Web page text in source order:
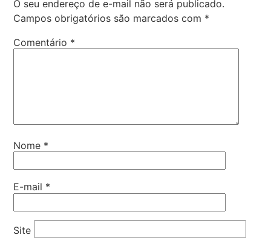
O seu endereço de e-mail não será publicado.
Campos obrigatórios são marcados com *
Comentário *
Nome *
E-mail *
Site